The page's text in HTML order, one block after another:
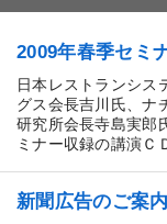
2009年春季セミ
日本レストランシス
グス会長吉川氏、ナ
研究所会長寺島実郎
ミナー収録の講演Ｃ
新聞広告のご案